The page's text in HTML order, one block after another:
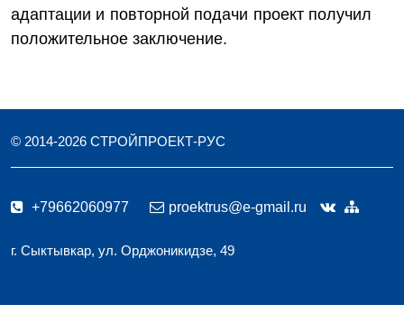
адаптации и повторной подачи проект получил
положительное заключение.
© 2014-2026 СТРОЙПРОЕКТ-РУС
+79662060977 proektrus@e-gmail.ru
г. Сыктывкар, ул. Орджоникидзе, 49